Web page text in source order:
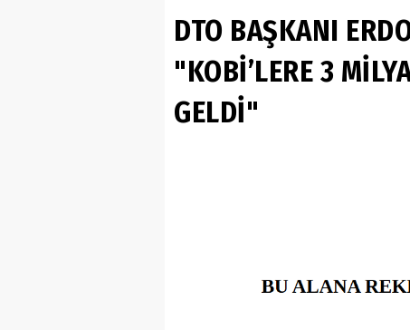
DTO BAŞKANI
"KOBİ’LERE 3
GELDİ"